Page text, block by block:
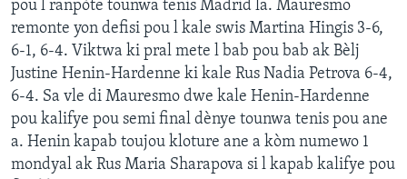
pou l ranpòte tounwa tenis Madrid la. Mauresmo
remonte yon defisi pou l kale swis Martina Hingis 3-6,
6-1, 6-4. Viktwa ki pral mete l bab pou bab ak Bèlj
Justine Henin-Hardenne ki kale Rus Nadia Petrova 6-4,
6-4. Sa vle di Mauresmo dwe kale Henin-Hardenne
pou kalifye pou semi final dènye tounwa tenis pou ane
a. Henin kapab toujou kloture ane a kòm numewo 1
mondyal ak Rus Maria Sharapova si l kapab kalifye pou